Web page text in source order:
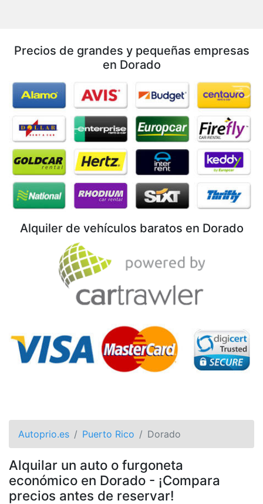
Precios de grandes y pequeñas empresas
en Dorado
Alquiler de vehículos baratos en Dorado
Autoprio.es Puerto Rico Dorado
Alquilar un auto o furgoneta
económico en Dorado - ¡Compara
precios antes de reservar!